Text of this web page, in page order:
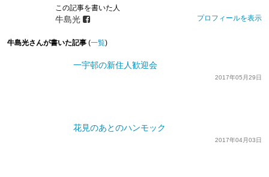
この記事を書いた人
牛島光 プロフィールを表示
牛島光さんが書いた記事 (一覧)
一宇邨の新住人歓迎会
2017年05月29日
花見のあとのハンモック
2017年04月03日